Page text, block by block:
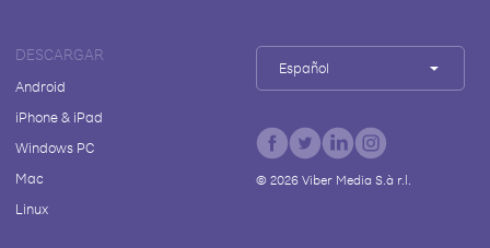
DESCARGAR
Android
iPhone & iPad
Windows PC
Mac
Linux
Español
© 2026Viber Media S.à r.l.